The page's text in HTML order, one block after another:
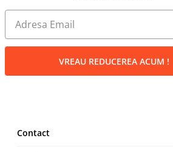
VREAU REDUCEREA ACUM !
Contact